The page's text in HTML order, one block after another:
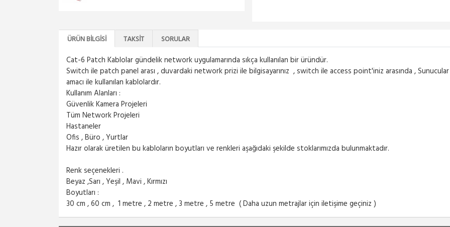
ÜRÜN BILGISI TAKSIT SORULAR
Cat-6 Patch Kablolar gündelik network uygulamarında sıkça kullanılan bir üründür.
Switch ile patch panel arası , duvardaki network prizi ile bilgisayarınız , switch ile access point'iniz arasında ,
amacı ile kullanılan kablolardır.
Kullanım Alanları :
Güvenlik Kamera Projeleri
Tüm Network Projeleri
Hastaneler
Ofis , Büro , Yurtlar
Hazır olarak üretilen bu kabloların boyutları ve renkleri aşağıdaki şekilde stoklarımızda bulunmaktadır.
Renk seçenekleri .
Beyaz ,Sarı , Yeşil , Mavi , Kırmızı
Boyutları :
30 cm , 60 cm , 1 metre , 2 metre , 3 metre , 5 metre ( Daha uzun metrajlar için iletişime geçiniz )